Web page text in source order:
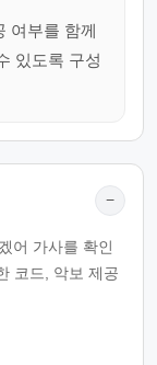
여부를 함께
있도록 구성
−
어 가사를 확인
코드, 악보 제공